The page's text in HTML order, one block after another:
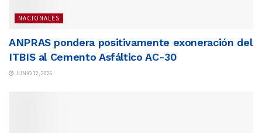
NACIONALES
ANPRAS pondera positivamente exoneración del
ITBIS al Cemento Asfáltico AC-30
JUNIO 12, 2026